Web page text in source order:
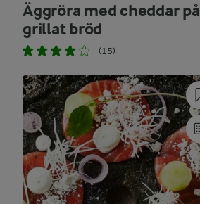
Äggröra med cheddar på
grillat bröd
(15)